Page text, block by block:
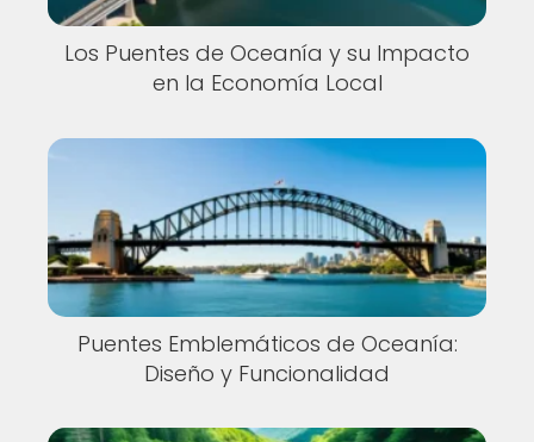
Los Puentes de Oceanía y su Impacto
en la Economía Local
Puentes Emblemáticos de Oceanía:
Diseño y Funcionalidad